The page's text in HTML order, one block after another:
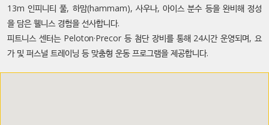
13m 인피니티 풀, 하맘(hammam), 사우나, 아이스 분수 등을 완비해 정성
을 담은 웰니스 경험을 선사합니다.
피트니스 센터는 Peloton·Precor 등 첨단 장비를 통해 24시간 운영되며, 요
가 및 퍼스널 트레이닝 등 맞춤형 운동 프로그램을 제공합니다.